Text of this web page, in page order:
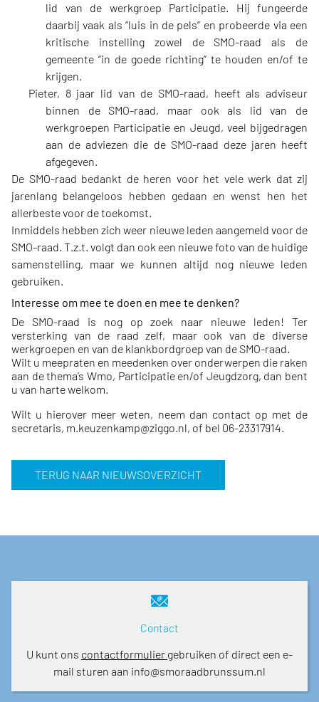
lid van de werkgroep Participatie. Hij fungeerde
daarbij vaak als “luis in de pels” en probeerde via een
kritische instelling zowel de SMO-raad als de
gemeente “in de goede richting” te houden en/of te
krijgen.
Pieter, 8 jaar lid van de SMO-raad, heeft als adviseur
binnen de SMO-raad, maar ook als lid van de
werkgroepen Participatie en Jeugd, veel bijgedragen
aan de adviezen die de SMO-raad deze jaren heeft
afgegeven.
De SMO-raad bedankt de heren voor het vele werk dat zij
jarenlang belangeloos hebben gedaan en wenst hen het
allerbeste voor de toekomst.
Inmiddels hebben zich weer nieuwe leden aangemeld voor de
SMO-raad. T.z.t. volgt dan ook een nieuwe foto van de huidige
samenstelling, maar we kunnen altijd nog nieuwe leden
gebruiken.
Interesse om mee te doen en mee te denken?
De SMO-raad is nog op zoek naar nieuwe leden! Ter
versterking van de raad zelf, maar ook van de diverse
werkgroepen en van de klankbordgroep van de SMO-raad.
Wilt u meepraten en meedenken over onderwerpen die raken
aan de thema’s Wmo, Participatie en/of Jeugdzorg, dan bent
u van harte welkom.
Wilt u hierover meer weten, neem dan contact op met de
secretaris, m.keuzenkamp@ziggo.nl, of bel 06-23317914.
TERUG NAAR NIEUWSOVERZICHT
Contact
U kunt ons contactformulier gebruiken of direct een e-
mail sturen aan info@smoraadbrunssum.nl